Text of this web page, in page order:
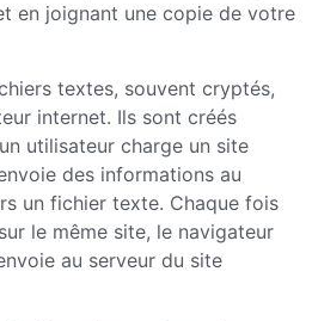
en joignant une copie de votre
textes, souvent cryptés,
internet. Ils sont créés
utilisateur charge un site
des informations au
un fichier texte. Chaque fois
le même site, le navigateur
au serveur du site